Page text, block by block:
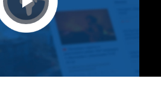
Play Video